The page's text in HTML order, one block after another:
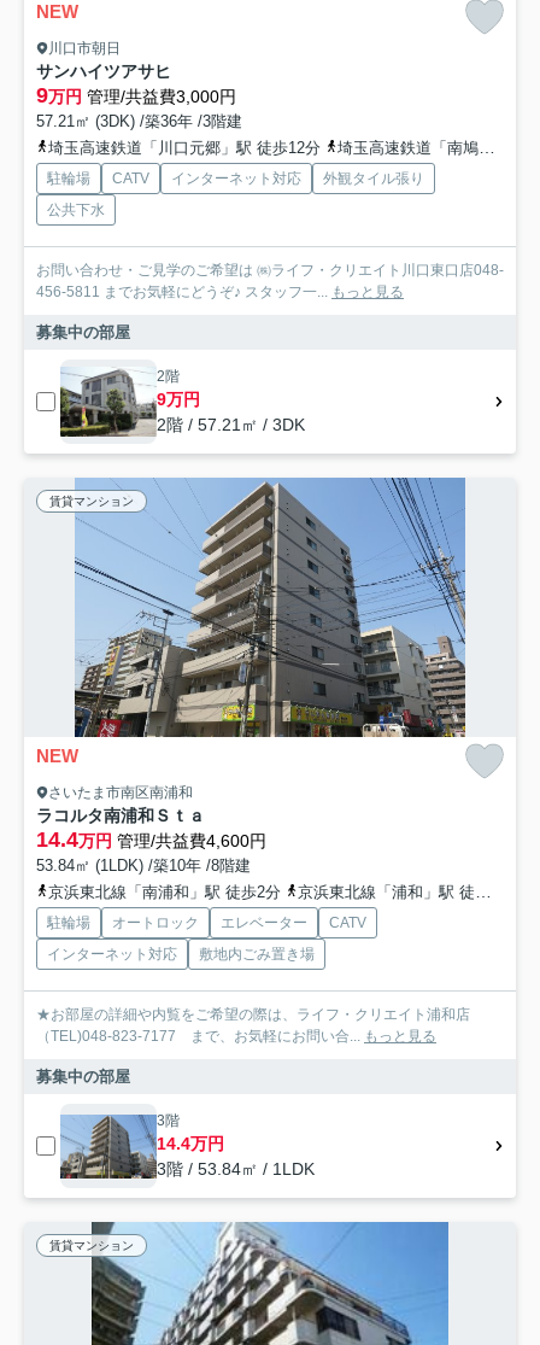
NEW
川口市朝日
サンハイツアサヒ
9万円 管理/共益費3,000円
57.21㎡ (3DK) /築36年 /3階建
埼玉高速鉄道「川口元郷」駅 徒歩12分
埼玉高速鉄道「南鳩ヶ谷」駅 徒歩14分
駐輪場 CATV インターネット対応
外観タイル張り
公共下水
お問い合わせ・ご見学のご希望は ㈱ライフ・クリエイト川口東口店048-
456-5811 までお気軽にどうぞ♪ スタッフ一... もっと見る
募集中の部屋
2階
9万円
2階 / 57.21㎡ / 3DK
賃貸マンション
NEW
さいたま市南区南浦和
ラコルタ南浦和Ｓｔａ
14.4万円 管理/共益費4,600円
53.84㎡ (1LDK) /築10年 /8階建
京浜東北線「南浦和」駅 徒歩2分
京浜東北線「浦和」駅 徒歩21分
駐輪場 オートロック エレベーター
CATV
インターネット対応
敷地内ごみ置き場
★お部屋の詳細や内覧をご希望の際は、ライフ・クリエイト浦和店
（TEL)048-823-7177 まで、お気軽にお問い合... もっと見る
募集中の部屋
3階
14.4万円
3階 / 53.84㎡ / 1LDK
賃貸マンション